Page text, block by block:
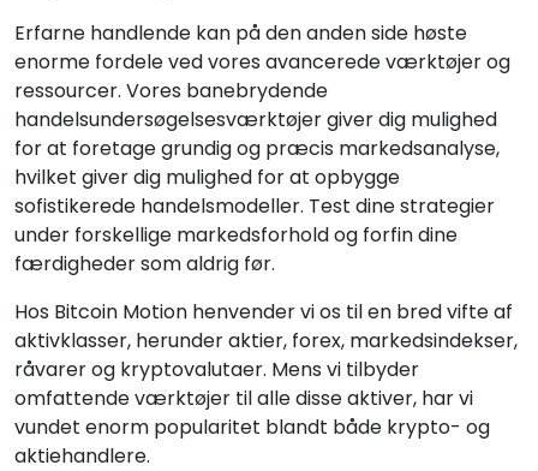
Erfarne handlende kan på den anden side høste
enorme fordele ved vores avancerede værktøjer og
ressourcer. Vores banebrydende
handelsundersøgelsesværktøjer giver dig mulighed
for at foretage grundig og præcis markedsanalyse,
hvilket giver dig mulighed for at opbygge
sofistikerede handelsmodeller. Test dine strategier
under forskellige markedsforhold og forfin dine
færdigheder som aldrig før.
Hos Bitcoin Motion henvender vi os til en bred vifte af
aktivklasser, herunder aktier, forex, markedsindekser,
råvarer og kryptovalutaer. Mens vi tilbyder
omfattende værktøjer til alle disse aktiver, har vi
vundet enorm popularitet blandt både krypto- og
aktiehandlere.